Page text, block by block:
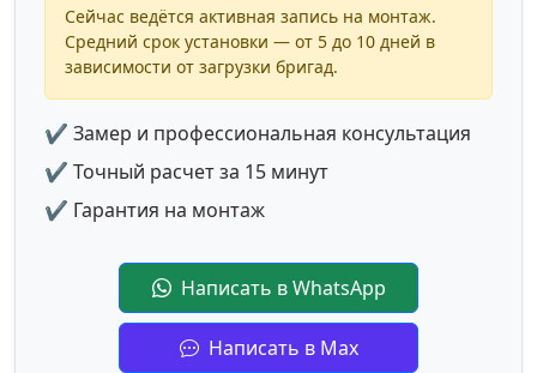
Сейчас ведётся активная запись на монтаж.
Средний срок установки — от 5 до 10 дней в
зависимости от загрузки бригад.
✔ Замер и профессиональная консультация
✔ Точный расчет за 15 минут
✔ Гарантия на монтаж
Написать в WhatsApp
Написать в Max